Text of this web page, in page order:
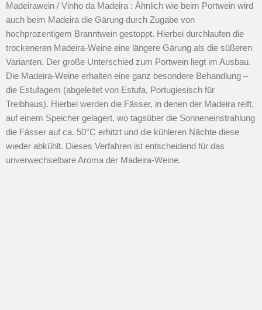
Madeirawein / Vinho da Madeira : Ähnlich wie beim Portwein wird
auch beim Madeira die Gärung durch Zugabe von
hochprozentigem Branntwein gestoppt. Hierbei durchlaufen die
trockeneren Madeira-Weine eine längere Gärung als die süßeren
Varianten. Der große Unterschied zum Portwein liegt im Ausbau.
Die Madeira-Weine erhalten eine ganz besondere Behandlung –
die Estufagem (abgeleitet von Estufa, Portugiesisch für
Treibhaus). Hierbei werden die Fässer, in denen der Madeira reift,
auf einem Speicher gelagert, wo tagsüber die Sonneneinstrahlung
die Fässer auf ca. 50°C erhitzt und die kühleren Nächte diese
wieder abkühlt. Dieses Verfahren ist entscheidend für das
unverwechselbare Aroma der Madeira-Weine.